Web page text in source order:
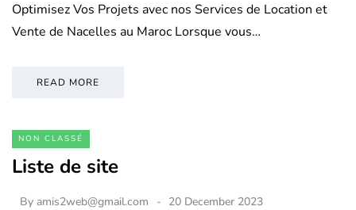
Optimisez Vos Projets avec nos Services de Location et
Vente de Nacelles au Maroc Lorsque vous…
READ MORE
NON CLASSÉ
Liste de site
By amis2web@gmail.com 20 December 2023